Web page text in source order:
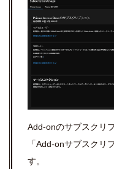
Add-onのサブスクリ
「Add-onサブスクリ
す。